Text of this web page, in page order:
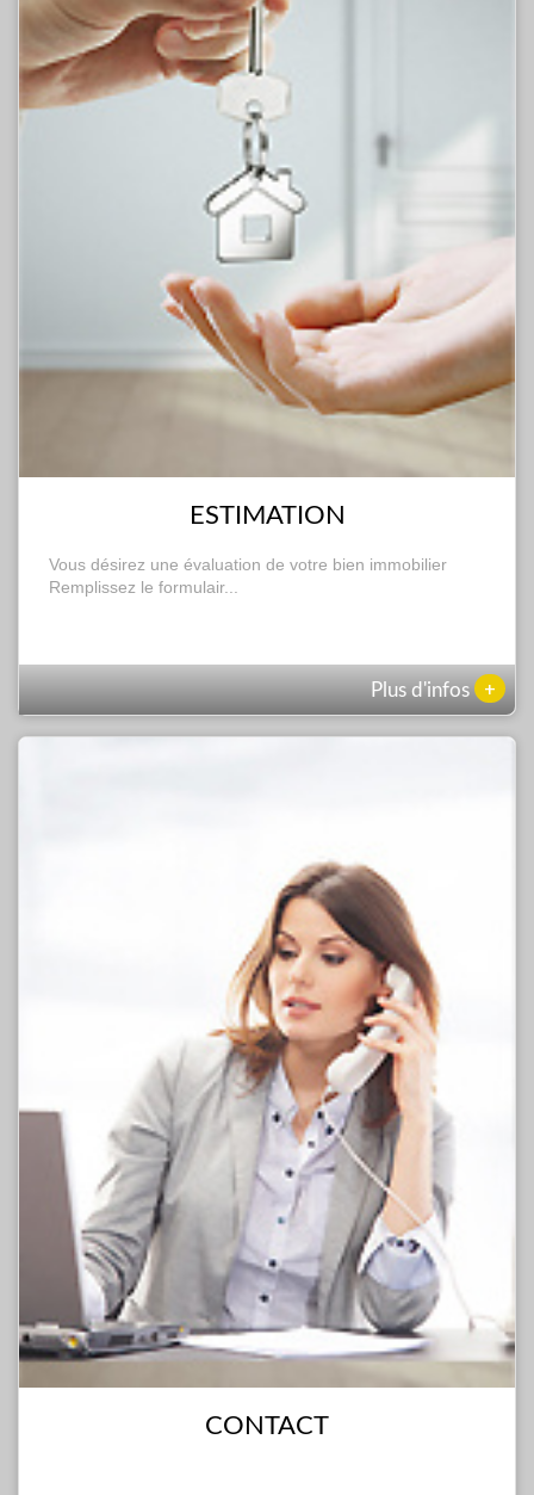
ESTIMATION
Vous désirez une évaluation de votre bien immobilier
Remplissez le formulair...
Plus d'infos +
CONTACT